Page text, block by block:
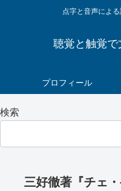
点字と音声によ
聴覚と触覚
プロフィール
検索
三好徹著『チェ